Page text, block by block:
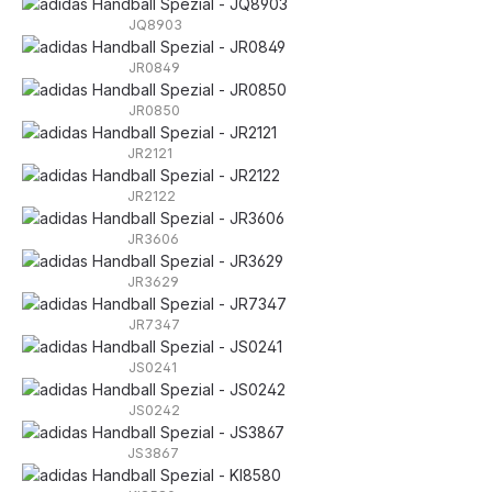
JQ8903
JR0849
JR0850
JR2121
JR2122
JR3606
JR3629
JR7347
JS0241
JS0242
JS3867